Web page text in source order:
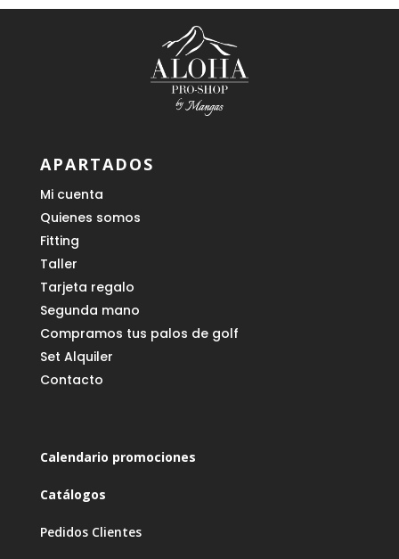
APARTADOS
Mi cuenta
Quienes somos
Fitting
Taller
Tarjeta regalo
Segunda mano
Compramos tus palos de golf
Set Alquiler
Contacto
Calendario promociones
Catálogos
Pedidos Clientes